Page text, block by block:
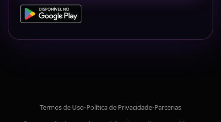
Termos de Uso•Política de Privacidade•Parcerias